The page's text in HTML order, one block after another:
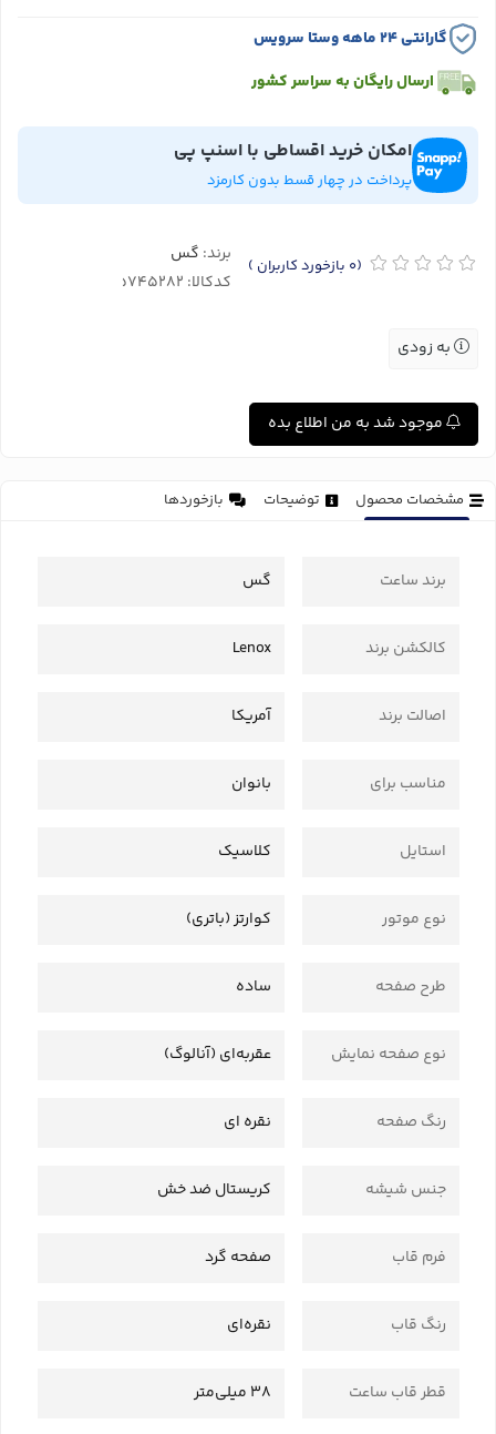
گارانتی ۲۴ ماهه وستا سرویس
ارسال رایگان به سراسر کشور
امکان خرید اقساطی با اسنپ پی
پرداخت در چهار قسط بدون کارمزد
(0 بازخورد کاربران ) برند: گس
کدکالا:
به زودی
موجود شد به من اطلاع بده
مشخصات محصول توضیحات بازخوردها
برند ساعت گس
کالکشن برند Lenox
اصالت برند آمریکا
مناسب برای بانوان
استایل کلاسیک
نوع موتور کوارتز (باتری)
طرح صفحه ساده
نوع صفحه نمایش عقربه‌ای (آنالوگ)
رنگ صفحه نقره ای
جنس شیشه کریستال ضد خش
فرم قاب صفحه گرد
رنگ قاب نقره‌ای
قطر قاب ساعت 38 میلی‌متر